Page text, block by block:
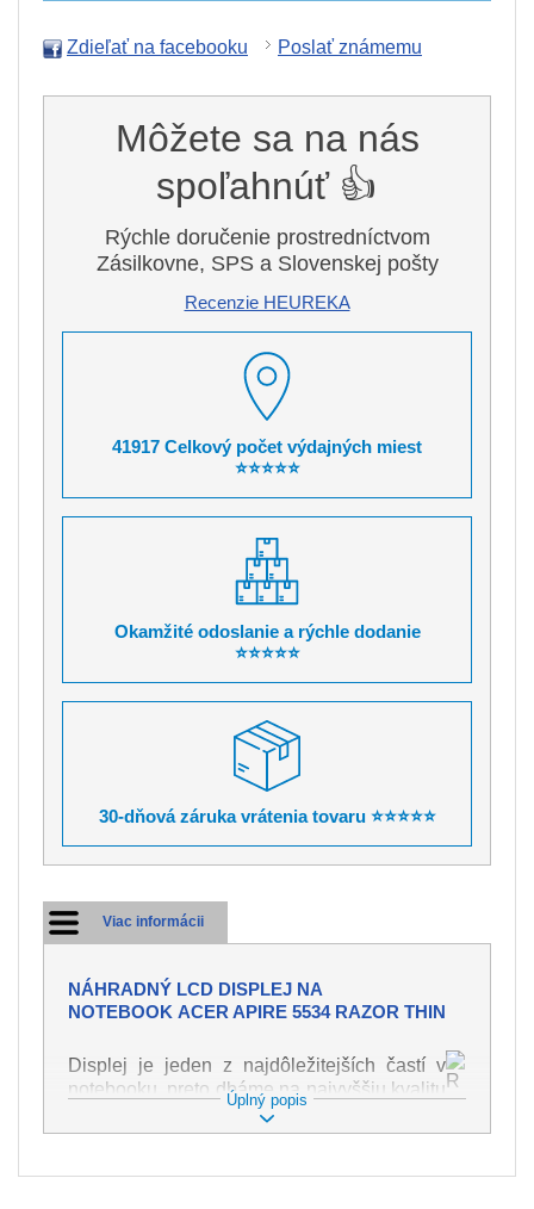
Zdieľať na facebooku Poslať známemu
Môžete sa na nás
spoľahnúť 👍
Rýchle doručenie prostredníctvom
Zásilkovne, SPS a Slovenskej pošty
Recenzie HEUREKA
41917 Celkový počet výdajných miest
⭐⭐⭐⭐⭐
Okamžité odoslanie a rýchle dodanie
⭐⭐⭐⭐⭐
30-dňová záruka vrátenia tovaru ⭐⭐⭐⭐⭐
Viac informácii
NÁHRADNÝ LCD DISPLEJ NA
NOTEBOOK ACER APIRE 5534 RAZOR THIN
Displej je jeden z najdôležitejších častí v
notebooku, preto dbáme na najvyššiu kvalitu
tohto náhradného dielu. Slúži k
zobrazovaniu textu či obrazu v rôznej
Úplný popis